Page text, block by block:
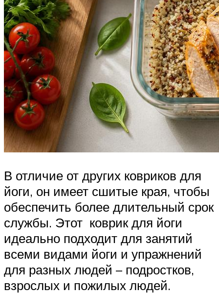
В отличие от других ковриков для
йоги, он имеет сшитые края, чтобы
обеспечить более длительный срок
службы. Этот коврик для йоги
идеально подходит для занятий
всеми видами йоги и упражнений
для разных людей – подростков,
взрослых и пожилых людей.